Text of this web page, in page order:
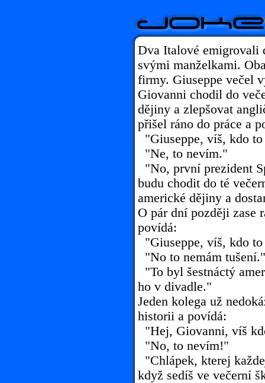
Dva Italové emigrovali
svými manželkami.
firmy. Giuseppe večel
Giovanni chodil do
dějiny a zlepšovat
přišel ráno do práce a
"Giuseppe, víš, kdo
"Ne, to nevím."
"No, první prezident
budu chodit do té
americké dějiny a
O pár dní později zase
povídá:
"Giuseppe, víš, kdo
"No to nemám tušení."
"To byl šestnáctý
ho v divadle."
Jeden kolega už
historii a povídá:
"Hej, Giovanni, víš
"No, to nevím!"
"Chlápek, kterej
když sedíš ve večerní